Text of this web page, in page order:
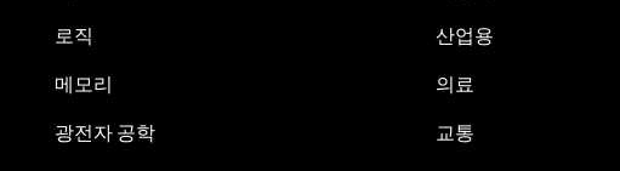
로직
메모리
광전자 공학
산업용
의료
교통